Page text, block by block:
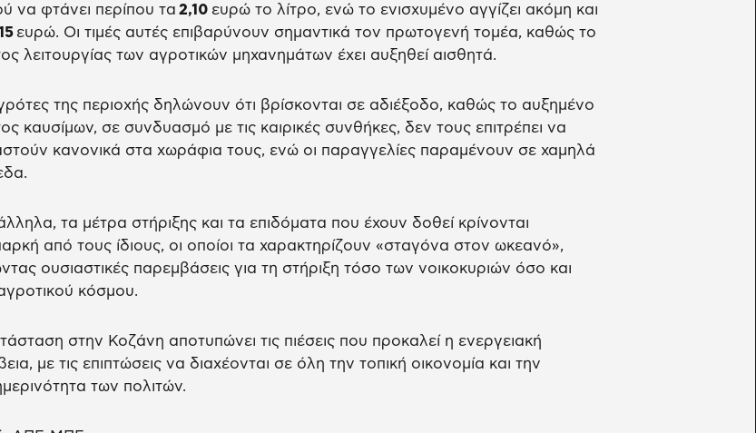
να φτάνει περίπου τα 2,10 ευρώ το λίτρο, ενώ το ενισχυμένο αγγίζει ακόμη και
ευρώ. Οι τιμές αυτές επιβαρύνουν σημαντικά τον πρωτογενή τομέα, καθώς το
λειτουργίας των αγροτικών μηχανημάτων έχει αυξηθεί αισθητά.
της περιοχής δηλώνουν ότι βρίσκονται σε αδιέξοδο, καθώς το αυξημένο
καυσίμων, σε συνδυασμό με τις καιρικές συνθήκες, δεν τους επιτρέπει να
κανονικά στα χωράφια τους, ενώ οι παραγγελίες παραμένουν σε χαμηλά
τα μέτρα στήριξης και τα επιδόματα που έχουν δοθεί κρίνονται
από τους ίδιους, οι οποίοι τα χαρακτηρίζουν «σταγόνα στον ωκεανό»,
ουσιαστικές παρεμβάσεις για τη στήριξη τόσο των νοικοκυριών όσο και
κόσμου.
στην Κοζάνη αποτυπώνει τις πιέσεις που προκαλεί η ενεργειακή
με τις επιπτώσεις να διαχέονται σε όλη την τοπική οικονομία και την
των πολιτών.